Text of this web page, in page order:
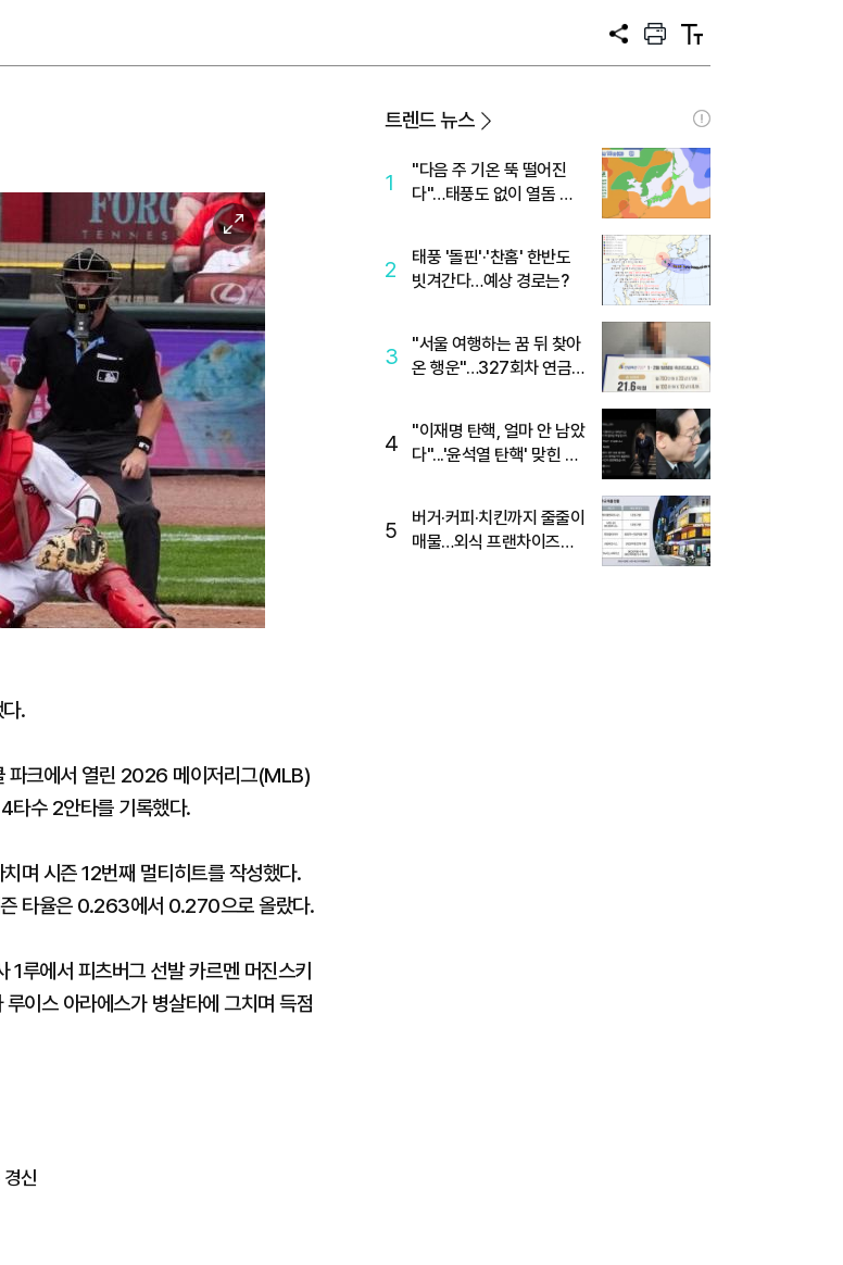
공
프
트
텍
트
이
미
지
확
대
.
파크에서 열린 2026 메이저리그(MLB)
타수 2안타를 기록했다.
며 시즌 12번째 멀티히트를 작성했다.
즌 타율은 0.263에서 0.270으로 올랐다.
루에서 피츠버그 선발 카르멘 머진스키
이스 아라에스가 병살타에 그치며 득점
신
트렌드 뉴스
1
"다음 주 기온 뚝 떨어진
다"…태풍도 없이 열돔 박
2
태풍 '돌핀'·'찬홈' 한반도
빗겨간다…예상 경로는?
3
"서울 여행하는 꿈 뒤 찾아
온 행운"…327회차 연금
4
"이재명 탄핵, 얼마 안 남았
다"...'윤석열 탄핵' 맞힌 무
5
버거·커피·치킨까지 줄줄이
매물…외식 프랜차이즈